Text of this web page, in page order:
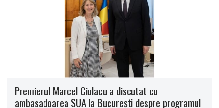
Premierul Marcel Ciolacu a discutat cu
ambasadoarea SUA la Bucureşti despre programul